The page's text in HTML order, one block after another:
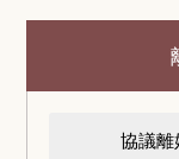
協議離